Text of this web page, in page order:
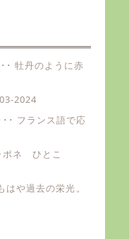
牡丹のように赤
2024
･ フランス語で応
ポネ ひとこ
や過去の栄光。